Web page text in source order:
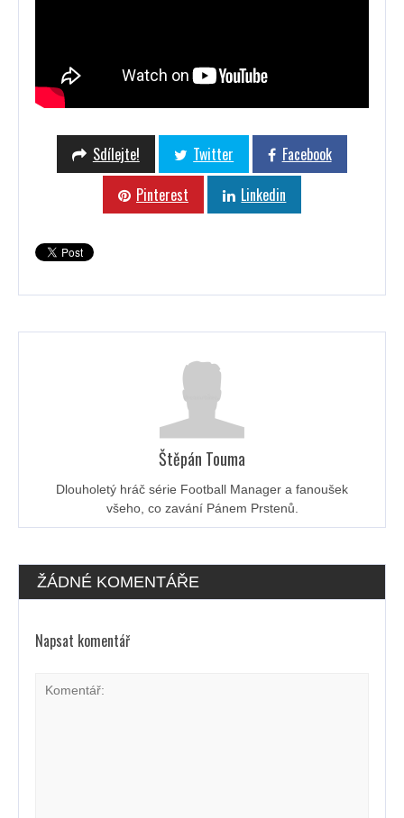
Sdílejte! Twitter
Facebook
Pinterest
Linkedin
Štěpán Touma
Dlouholetý hráč série Football Manager a fanoušek
všeho, co zavání Pánem Prstenů.
ŽÁDNÉ KOMENTÁŘE
Napsat komentář